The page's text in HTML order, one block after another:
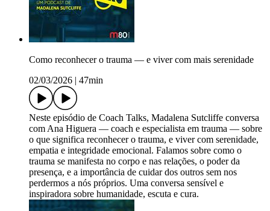
Como reconhecer o trauma — e viver com mais serenidade
02/03/2026
47min
Neste episódio de Coach Talks, Madalena Sutcliffe conversa
com Ana Higuera — coach e especialista em trauma — sobre
o que significa reconhecer o trauma, e viver com serenidade,
empatia e integridade emocional. Falamos sobre como o
trauma se manifesta no corpo e nas relações, o poder da
presença, e a importância de cuidar dos outros sem nos
perdermos a nós próprios. Uma conversa sensível e
inspiradora sobre humanidade, escuta e cura.